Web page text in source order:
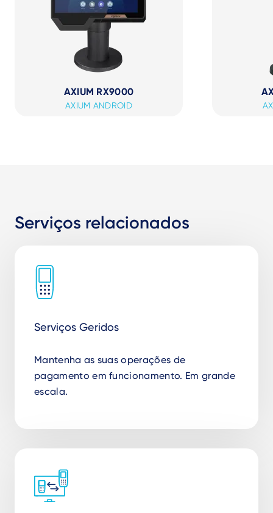
AXIUM RX9000
AXIUM ANDROID
Serviços relacionados
Serviços Geridos
Mantenha as suas operações de
pagamento em funcionamento. Em grande
escala.